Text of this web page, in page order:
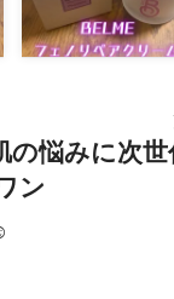
の悩みに次
ン